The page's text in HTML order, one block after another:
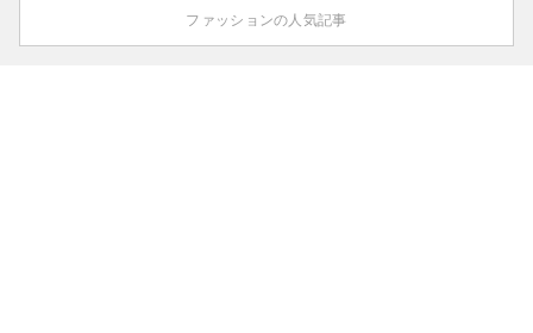
ファッションの人気記事